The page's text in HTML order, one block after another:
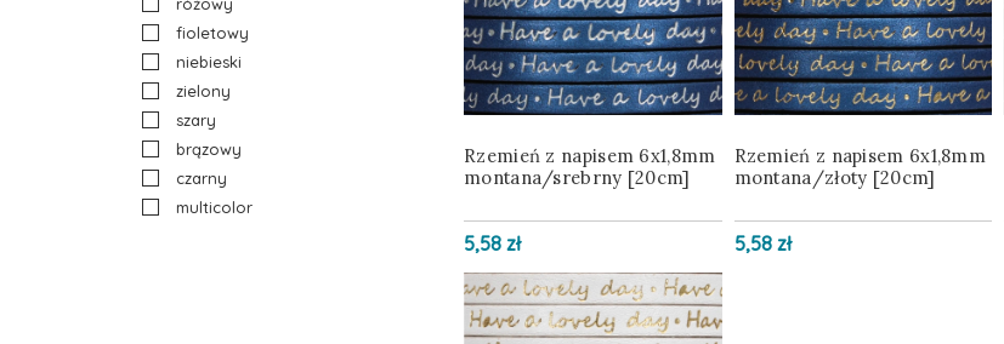
fioletowy
niebieski
zielony
szary
brązowy
czarny
multicolor
Rzemień z napisem 6x1,8mm
montana/srebrny [20cm]
5,58 zł
Rzemień z napisem 6x1,8mm
montana/złoty [20cm]
5,58 zł